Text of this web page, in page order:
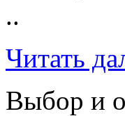
..
Читать
Выбор и